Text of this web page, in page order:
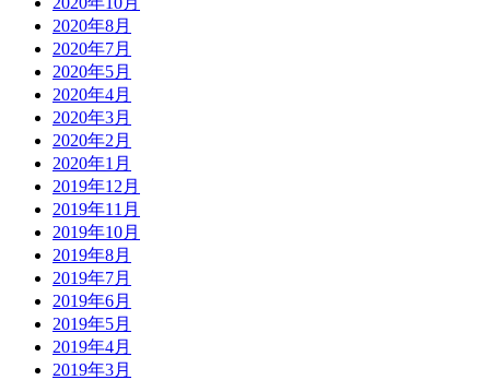
2020年8月
2020年7月
2020年5月
2020年4月
2020年3月
2020年2月
2020年1月
2019年12月
2019年11月
2019年10月
2019年8月
2019年7月
2019年6月
2019年5月
2019年4月
2019年3月